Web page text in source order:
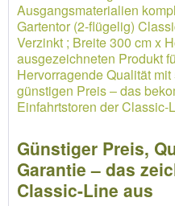
Ausgangsmaterialien
Gartentor (2-flügelig)
Verzinkt ; Breite 300 cm x
ausgezeichneten Produkt
Hervorragende Qualität
günstigen Preis – das
Einfahrtstoren der Classic-
Günstiger Preis,
Garantie – das
Classic-Line aus